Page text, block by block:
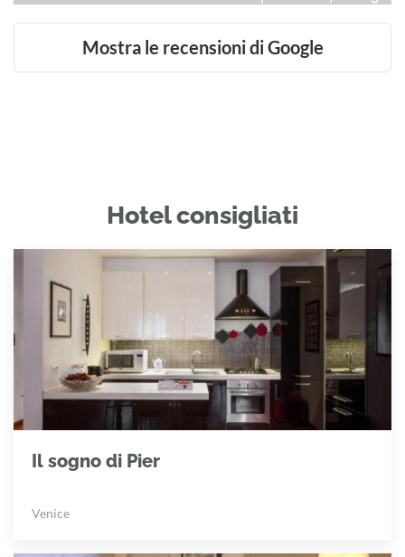
Mostra le recensioni di Google
Hotel consigliati
Il sogno di Pier
Venice